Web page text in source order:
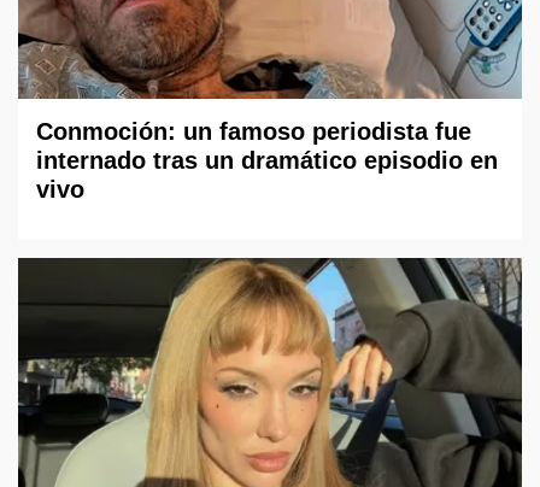
Conmoción: un famoso periodista fue
internado tras un dramático episodio en
vivo